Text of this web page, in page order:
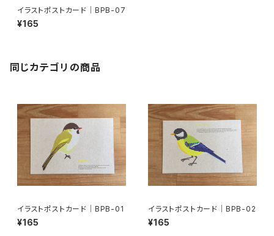
イラストポストカード｜BPB-07
¥165
同じカテゴリの商品
イラストポストカード｜BPB-01
¥165
イラストポストカード｜BPB-02
¥165